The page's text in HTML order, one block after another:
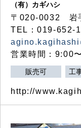
（有）カギハシ
〒020-0032 岩
TEL：019-652-
営業時間：9:00
販売可 工
http://